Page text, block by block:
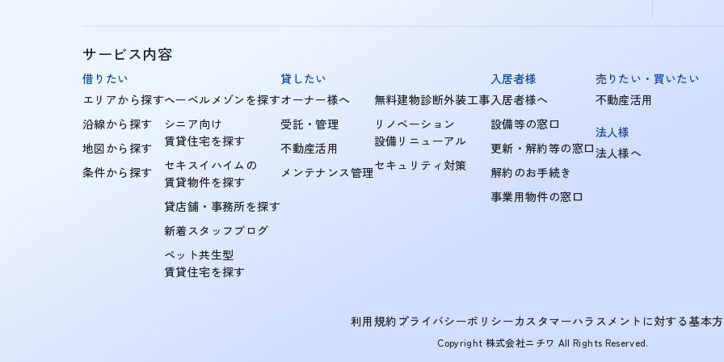
サービス内容
借りたい
エリアから探す
沿線から探す
地図から探す
条件から探す
ヘーベルメゾンを探す
シニア向け
賃貸住宅を探す
セキスイハイムの
賃貸物件を探す
貸店舗・事務所を探す
新着スタッフブログ
ペット共生型
賃貸住宅を探す
貸したい
オーナー様へ
受託・管理
不動産活用
メンテナンス管理
無料建物診断外装工事
リノベーション
設備リニューアル
セキュリティ対策
入居者様
入居者様へ
設備等の窓口
更新・解約等の窓口
解約のお手続き
事業用物件の窓口
売りたい・買いたい
不動産活用
法人様
法人様へ
利用規約 プライバシーポリシーカスタマーハラスメントに対する基本
Copyright 株式会社ニチワ All Rights Reserved.